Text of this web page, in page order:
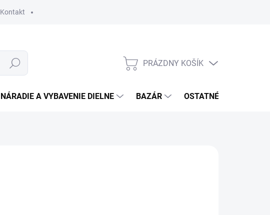
Kontakt
Hľadať
NÁKUPNÝ
PRÁZDNY KOŠÍK
NÁRADIE A VYBAVENIE DIELNE BAZÁR OSTATNÉ